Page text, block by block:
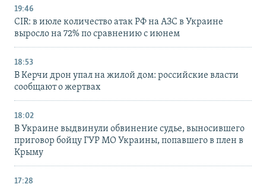
19:46
CIR: в июле количество атак РФ на АЗС в Украине
выросло на 72% по сравнению с июнем
18:53
В Керчи дрон упал на жилой дом: российские власти
сообщают о жертвах
18:02
В Украине выдвинули обвинение судье, выносившего
приговор бойцу ГУР МО Украины, попавшего в плен в
Крыму
17:28